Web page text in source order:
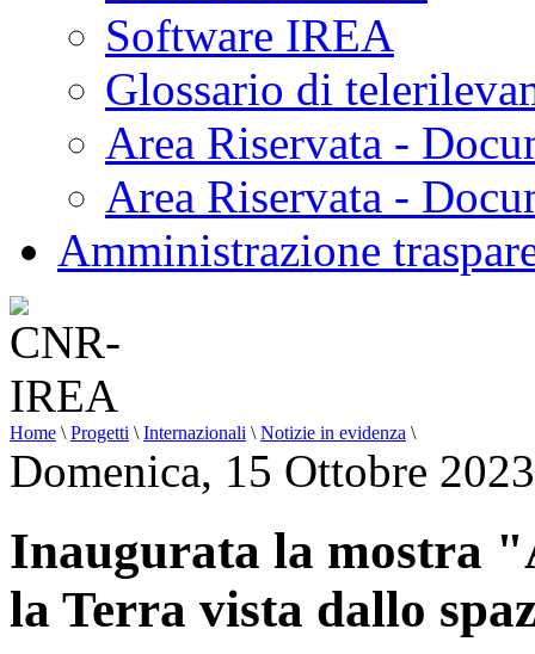
Software IREA
Glossario di
Area Riservata -
Area Riservata -
Amministrazione
Home \ Progetti \ Internazionali \ Notizie in evidenza \
Domenica, 15 Ottobre
Inaugurata la mostra
la Terra vista dallo